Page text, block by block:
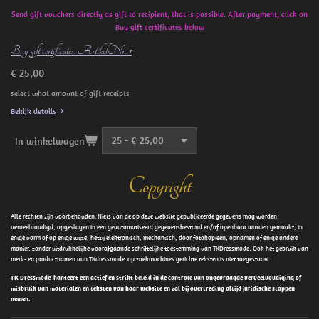
Send gift vouchers directly as gift to recipient, that is possible. After payment, click on
Buy gift certificates below
Buy gift certificates. ArtikelNr: 1
€ 25,00
select what amount of gift receipts
Bekijk details
In winkelwagen
Copyright
Alle rechten zijn voorbehouden. Niets van de op deze website gepubliceerde gegevens mag worden
verveelvoudigd, opgeslagen in een geautomatiseerd gegevensbestand en/of openbaar worden gemaakt, in
enige vorm of op enige wijze, hetzij elektronisch, mechanisch, door fotokopieën, opnamen of enige andere
manier, zonder uitdrukkelijke voorafgaande schriftelijke toestemming van TKDressmode, Ook het gebruik van
merk- en productnamen van TKdressmode op zoekmachines gerichte teksten is niet toegestaan.
TK Dressmode hanteert een actief en strikt beleid in de controle van ongevraagde verveelvoudiging of
misbruik van materialen en teksten van haar website en zal bij overtreding altijd juridische stappen
nemen.